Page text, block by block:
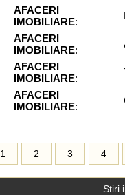
AFACERI
IMOBILIARE:
AFACERI
IMOBILIARE:
AFACERI
IMOBILIARE:
AFACERI
IMOBILIARE:
1 2 3 4
Stiri